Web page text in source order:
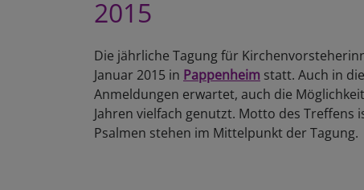
2015
Die jährliche Tagung für
Januar 2015 in Pappenheim statt. Auch in
Anmeldungen erwartet, auch die
Jahren vielfach genutzt. Motto des Treffens
Psalmen stehen im Mittelpunkt der Tagung.